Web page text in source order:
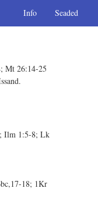
Info Seaded
Mt 26:14-25
Ilm 1:5-8; Lk
18; 1Kr